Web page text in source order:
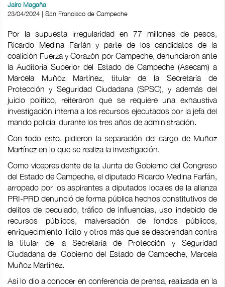
Jairo Magaña
23/04/2024 | San Francisco de Campeche
Por la supuesta irregularidad en 77 millones de pesos,
Ricardo Medina Farfán y parte de los candidatos de la
coalición Fuerza y Corazón por Campeche, denunciaron ante
la Auditoría Superior del Estado de Campeche (Asecam) a
Marcela Muñoz Martínez, titular de la Secretaría de
Protección y Seguridad Ciudadana (SPSC), y además del
juicio político, reiteraron que se requiere una exhaustiva
investigación interna a los recursos ejecutados por la jefa del
mando policial durante los tres años de administración.
Con todo esto, pidieron la separación del cargo de Muñoz
Martínez en lo que se realiza la investigación.
Como vicepresidente de la Junta de Gobierno del Congreso
del Estado de Campeche, el diputado Ricardo Medina Farfán,
arropado por los aspirantes a diputados locales de la alianza
PRI-PRD denunció de forma pública hechos constitutivos de
delitos de peculado, tráfico de influencias, uso indebido de
recursos públicos, malversación de fondos públicos,
enriquecimiento ilícito y otros más que se desprendan contra
la titular de la Secretaría de Protección y Seguridad
Ciudadana del Gobierno del Estado de Campeche, Marcela
Muñoz Martínez.
Así lo dio a conocer en conferencia de prensa, realizada en la